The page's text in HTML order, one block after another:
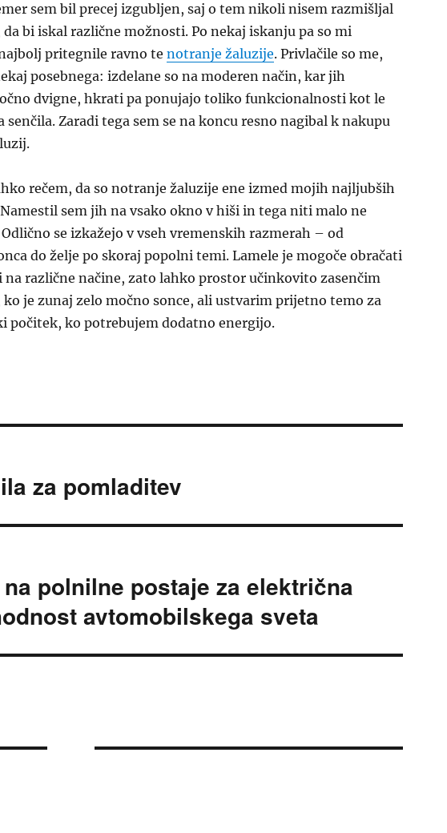
sem bil precej izgubljen, saj o tem nikoli nisem razmišljal
da bi iskal različne možnosti. Po nekaj iskanju pa so mi
pritegnile ravno te notranje žaluzije. Privlačile so me,
posebnega: izdelane so na moderen način, kar jih
dvigne, hkrati pa ponujajo toliko funkcionalnosti kot le
senčila. Zaradi tega sem se na koncu resno nagibal k nakupu
rečem, da so notranje žaluzije ene izmed mojih najljubših
sem jih na vsako okno v hiši in tega niti malo ne
se izkažejo v vseh vremenskih razmerah – od
do želje po skoraj popolni temi. Lamele je mogoče obračati
različne načine, zato lahko prostor učinkovito zasenčim
je zunaj zelo močno sonce, ali ustvarim prijetno temo za
počitek, ko potrebujem dodatno energijo.
za pomladitev
polnilne postaje za električna
avtomobilskega sveta